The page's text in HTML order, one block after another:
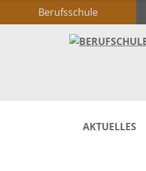
Berufsschule
AKTUELLES